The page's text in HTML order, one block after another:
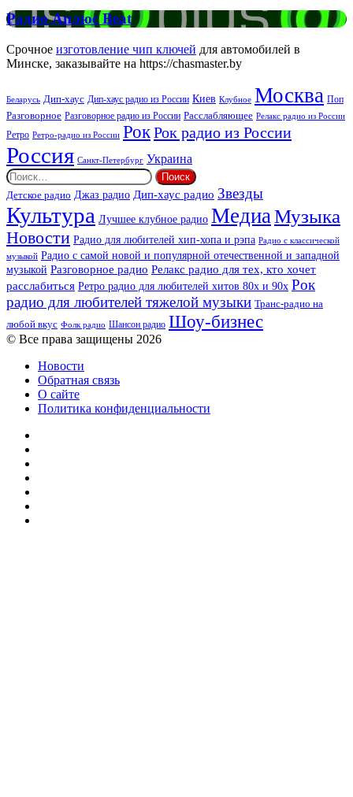
Радио
Аплюс
Beat
Радио Аплюс Beat
Срочное изготовление чип ключей для автомобилей в
Минске, заказывайте на https://chasmaster.by
Беларусь Дип-хаус Дип-хаус радио из России Киев Клубное Москва Поп
Разговорное Разговорное радио из России Расслабляющее Релакс радио из России
Ретро Ретро-радио из России РокРок радио из России
Россия Санкт-Петербург Украина
Найти:
Детское радио Джаз радио Дип-хаус радио Звезды
Культура Лучшее клубное радио Медиа Музыка
Новости Радио для любителей хип-хопа и рэпа Радио с классической
музыкой Радио с самой новой и популярной отечественной и западной
музыкой Разговорное радио Релакс радио для тех, кто хочет
расслабиться Ретро радио для любителей хитов 80х и 90х Рок
радио для любителей тяжелой музыки Транс-радио на
любой вкус Фолк радио Шансон радио Шоу-бизнес
© Все права защищены 2026
Новости
Обратная связь
О сайте
Политика конфиденциальности